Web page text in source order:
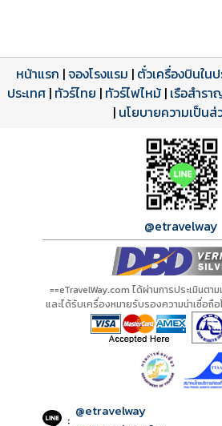
โปรแกรมทัวร์
ดาวน์โหลด
รีวิวลูกค้าจริง
รีวิวจาก eTravelWay
เปิดห
ใบอนุญาตนำเที่ยว
เลขที่ 11/11450
เปิดหน้าเต็
หน้าแรก |จองโรงแรม | ตั๋วเครื่องบินในป
ประเทศ | ทัวร์ไทย | ทัวร์ไฟไหม้ | เรือสำรา
| นโยบายความเป็นส่
@etravelway
==eTravelWay.com ได้ผ่านการประเมินต
และได้รับเครื่องหมายรับรองความน่าเชื่อถื
: @etravelway